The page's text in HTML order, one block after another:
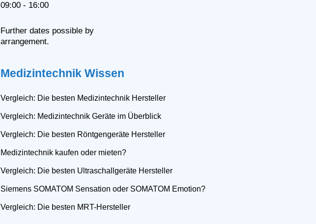
09:00 - 16:00
Further dates possible by
arrangement.
Medizintechnik Wissen
Vergleich: Die besten Medizintechnik Hersteller
Vergleich: Medizintechnik Geräte im Überblick
Vergleich: Die besten Röntgengeräte Hersteller
Medizintechnik kaufen oder mieten?
Vergleich: Die besten Ultraschallgeräte Hersteller
Siemens SOMATOM Sensation oder SOMATOM Emotion?
Vergleich: Die besten MRT-Hersteller